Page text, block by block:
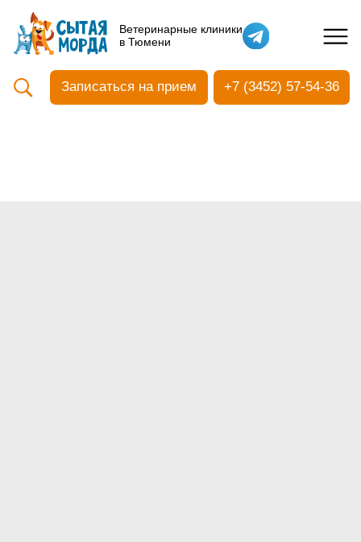
Ветеринарные клиники
в Тюмени
Кастрация собак
Вакцинация
Ультразвуковая чистка зубов
Общий анализ крови